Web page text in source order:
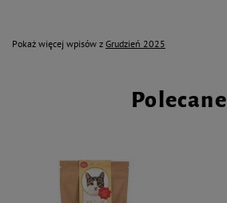
Pokaż więcej wpisów z Grudzień 2025
Polecane